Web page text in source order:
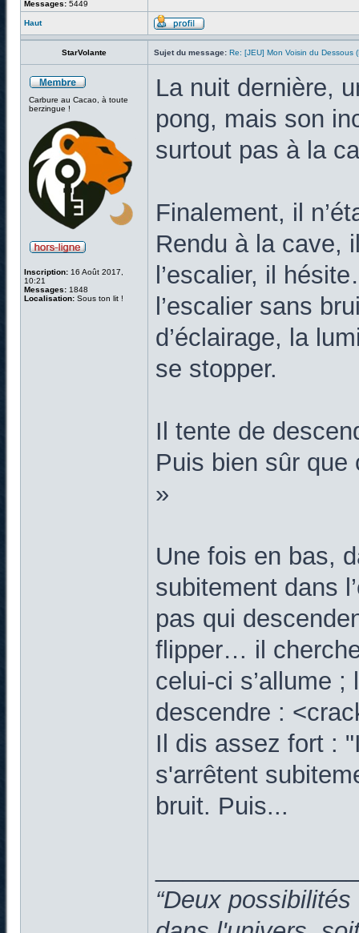
Messages: 5449
Haut
StarVolante Sujet du message: Re: [JEU] Mon Voisin du Dessous
Carbure au Cacao, à toute
berzingue !
Inscription: 16 Août 2017,
10:21
Messages: 1848
Localisation: Sous ton lit !
La nuit dernière,
pong, mais son
surtout pas à la
Finalement, il
Rendu à la cave,
l’escalier, il
l’escalier sans
d’éclairage, la
se stopper.
Il tente de
Puis bien sûr que
»
Une fois en bas,
subitement dans
pas qui
flipper… il
celui-ci s’allume ;
descendre :
Il dis assez fort :
s'arrêtent
bruit. Puis...
“Deux